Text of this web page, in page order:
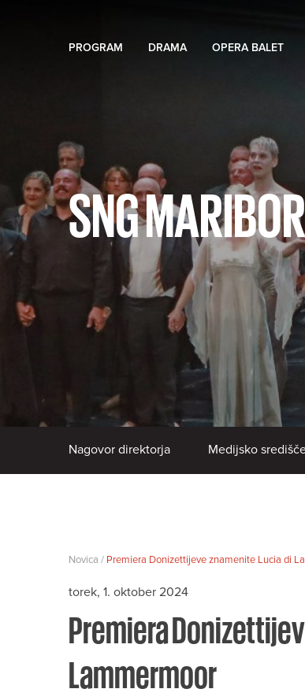
PROGRAM DRAMA OPERA BALET
SNG MARIBOR
Nagovor direktorja Medijsko
Novica / Premiera Donizettijeve znamenite Lucia di
torek, 1. oktober 2024
Premiera
Lammermoor